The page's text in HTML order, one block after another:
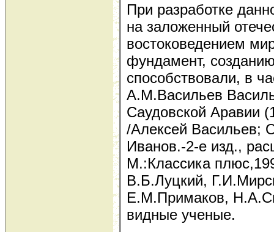
При разработке
на заложенный
востоковедением
фундамент,
способствовали, в
А.М.Васильев
Саудовской Аравии
/Алексей Васильев;
Иванов.-2-е изд.,
М.:Классика
В.Б.Луцкий,
Е.М.Примаков,
видные ученые.